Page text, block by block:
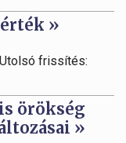
»
frissítés:
örökség
»